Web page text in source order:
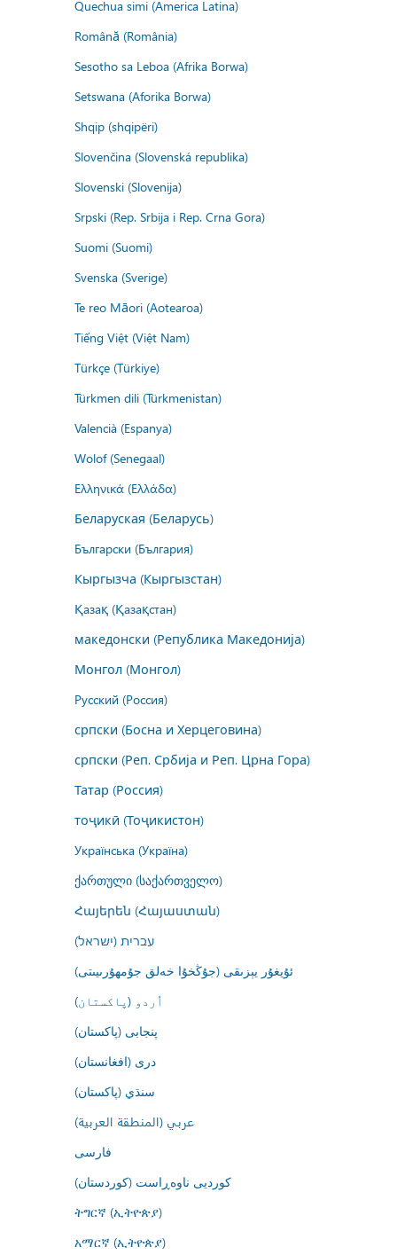
Quechua simi (America Latina)
Română (România)
Sesotho sa Leboa (Afrika Borwa)
Setswana (Aforika Borwa)
Shqip (shqipëri)
Slovenčina (Slovenská republika)
Slovenski (Slovenija)
Srpski (Rep. Srbija i Rep. Crna Gora)
Suomi (Suomi)
Svenska (Sverige)
Te reo Māori (Aotearoa)
Tiếng Việt (Việt Nam)
Türkçe (Türkiye)
Türkmen dili (Türkmenistan)
Valencià (Espanya)
Wolof (Senegaal)
Ελληνικά (Ελλάδα)
Беларуская (Беларусь)
Български (България)
Кыргызча (Кыргызстан)
Қазақ (Қазақстан)
македонски (Република Македонија)
Монгол (Монгол)
Русский (Россия)
српски (Босна и Херцеговина)
српски (Реп. Србија и Реп. Црна Гора)
Татар (Россия)
тоҷикӣ (Тоҷикистон)
Українська (Україна)
ქართული (საქართველო)
Հայերեն (Հայաստան)
עברית (ישראל)
ئۇيغۇر يېزىقى (جۇڭخۇا خەلق جۇمھۇرىيىتى)
اُردو (پاکستان)
پنجابی (پاکستان)
درى (افغانستان)
سنڌي (پاکستان)
عربي (المنطقة العربية)
فارسى
کوردیی ناوەڕاست (کوردستان)
ትግርኛ (ኢትዮጵያ)
አማርኛ (ኢትዮጵያ)